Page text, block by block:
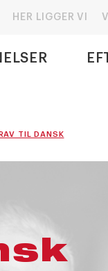
HER LIGGER VI
TIL DANSK